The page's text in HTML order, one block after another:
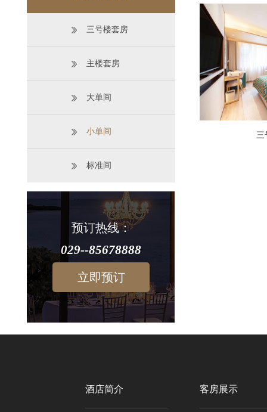
三号楼套房
主楼套房
大单间
小单间
标准间
预订热线：
029--85678888
立即预订
三
酒店简介 客房展示